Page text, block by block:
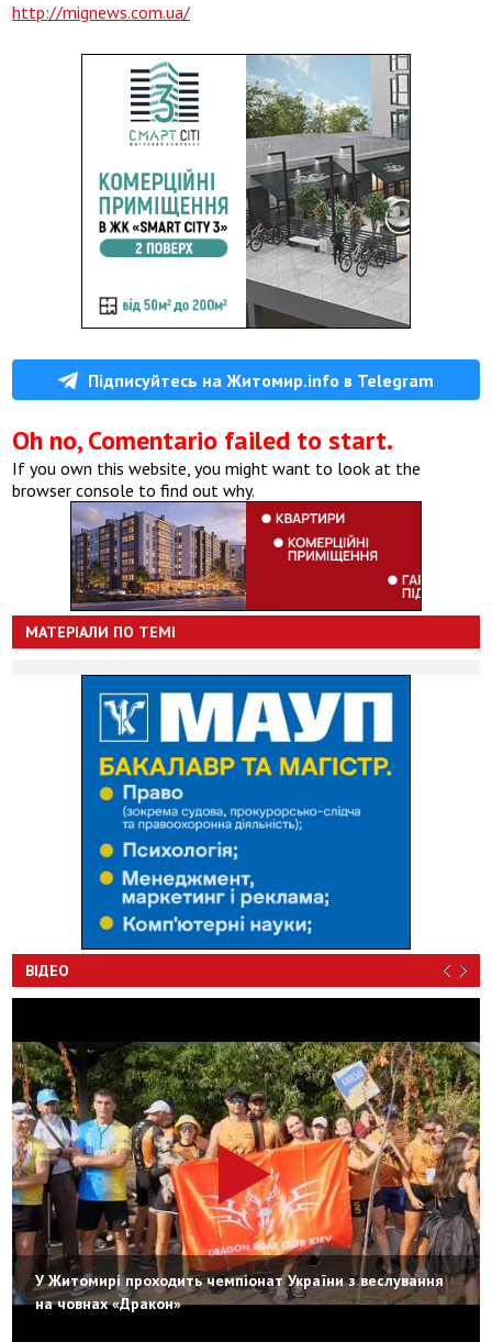
http://mignews.com.ua/
Підписуйтесь на Житомир.info в Telegram
Oh no, Comentario failed to start.
If you own this website, you might want to look at the
browser console to find out why.
МАТЕРІАЛИ ПО ТЕМІ
ВІДЕО
У Житомирі проходить чемпіонат України з веслування
на човнах «Дракон»